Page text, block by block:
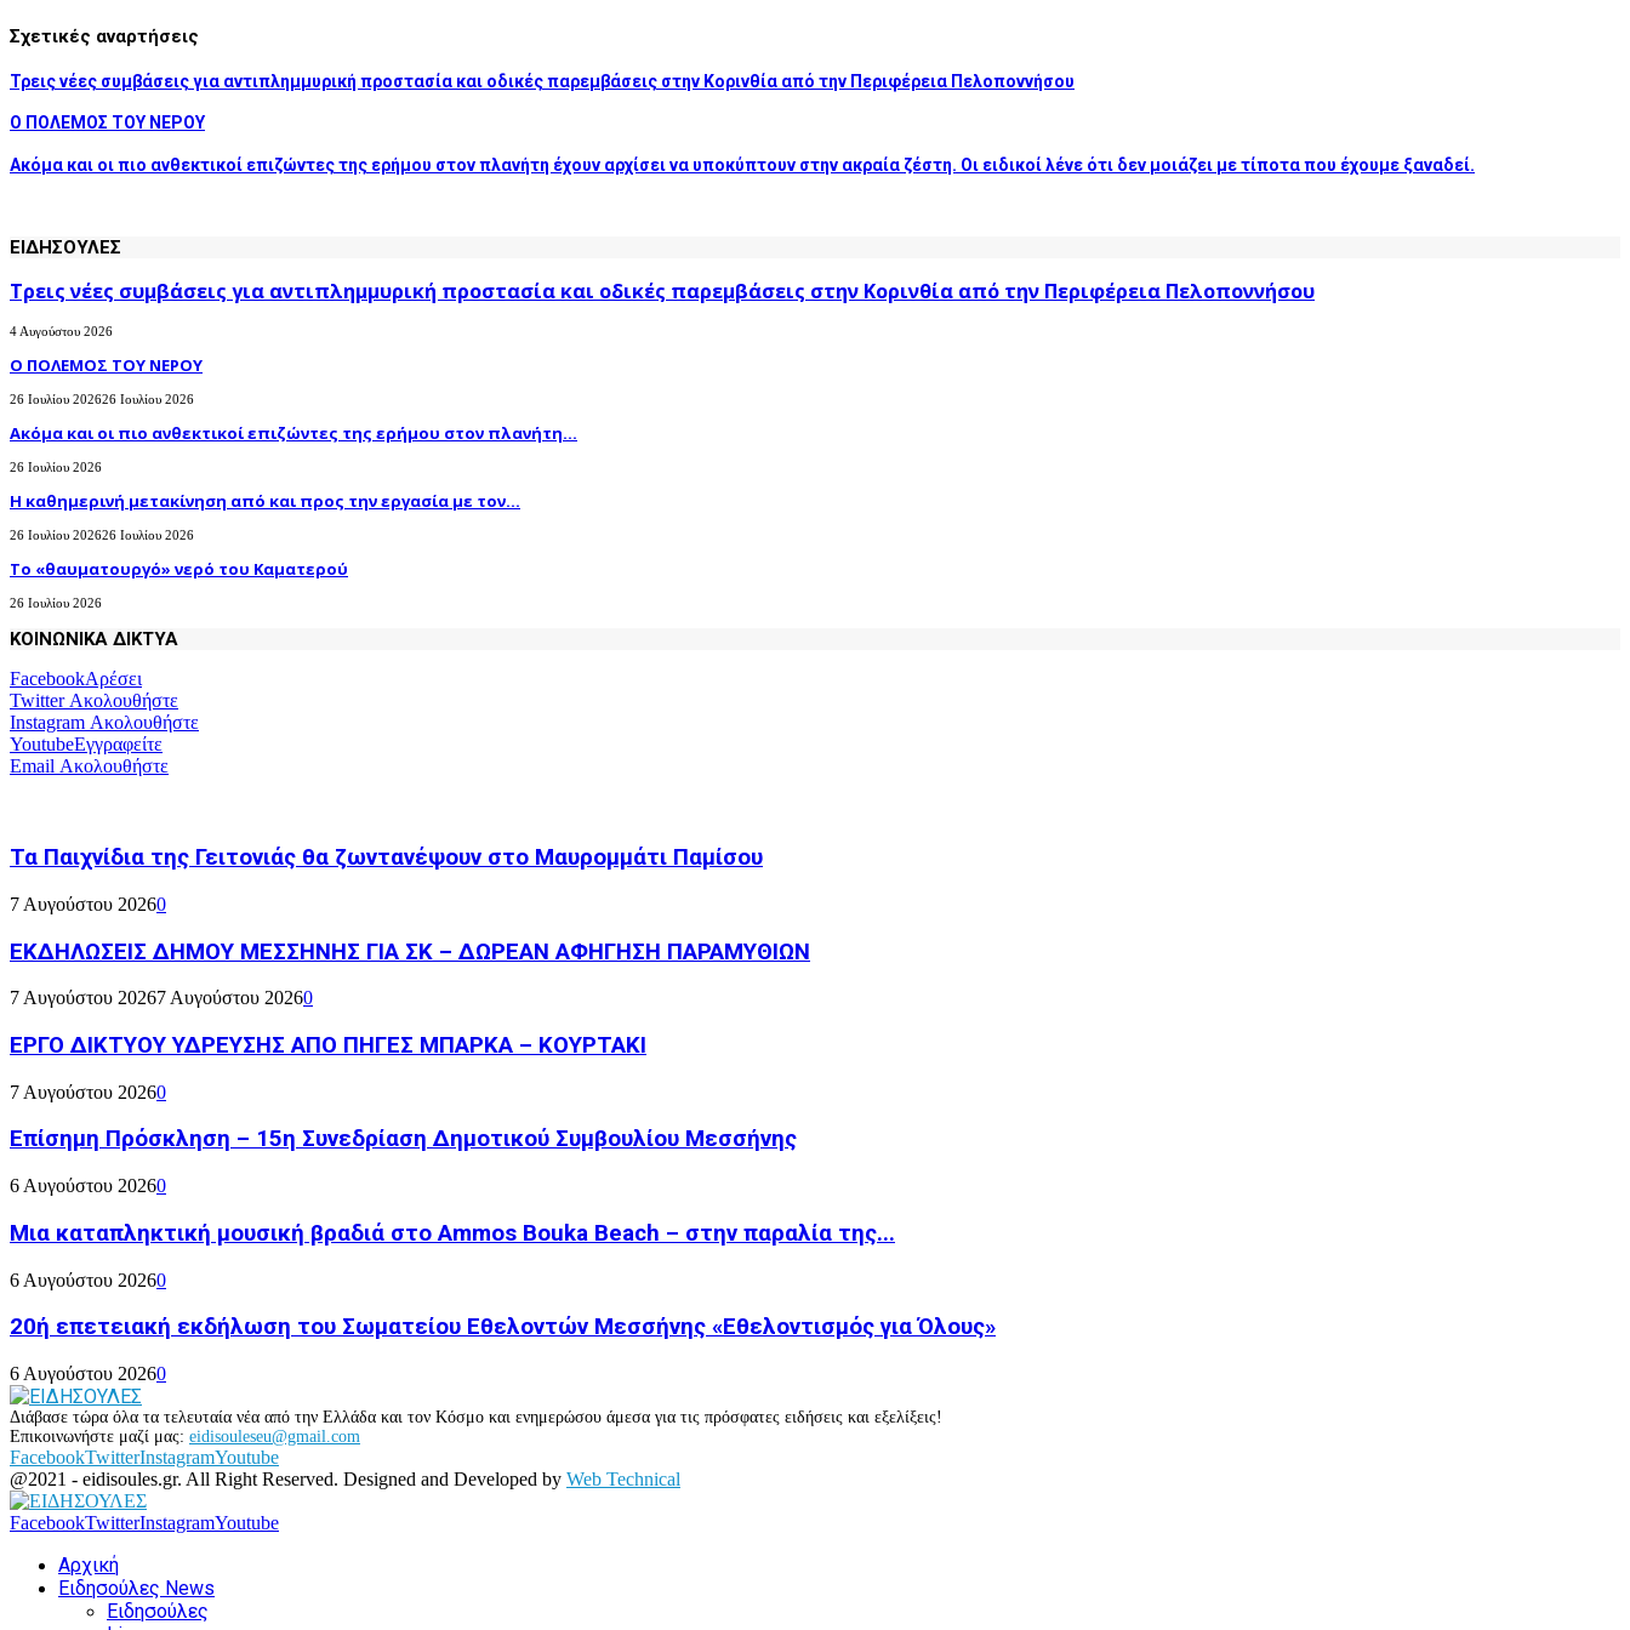
Σχετικές αναρτήσεις
Τρεις νέες συμβάσεις για αντιπλημμυρική προστασία και οδικές παρεμβάσεις στην Κορινθία από την Περιφέρεια Πελοποννήσου
Ο ΠΟΛΕΜΟΣ ΤΟΥ ΝΕΡΟΥ
Ακόμα και οι πιο ανθεκτικοί επιζώντες της ερήμου στον πλανήτη έχουν αρχίσει να υποκύπτουν στην ακραία ζέστη. Οι ειδικοί λένε ότι δεν μοιάζει με τίποτα που έχουμε ξαναδεί.
ΕΙΔΗΣΟΥΛΕΣ
Τρεις νέες συμβάσεις για αντιπλημμυρική προστασία και οδικές παρεμβάσεις στην Κορινθία από την Περιφέρεια Πελοποννήσου
4 Αυγούστου 2026
Ο ΠΟΛΕΜΟΣ ΤΟΥ ΝΕΡΟΥ
26 Ιουλίου 202626 Ιουλίου 2026
Ακόμα και οι πιο ανθεκτικοί επιζώντες της ερήμου στον πλανήτη...
26 Ιουλίου 2026
H καθημερινή μετακίνηση από και προς την εργασία με τον...
26 Ιουλίου 202626 Ιουλίου 2026
Το «θαυματουργό» νερό του Καματερού
26 Ιουλίου 2026
ΚΟΙΝΩΝΙΚΑ ΔΙΚΤΥΑ
FacebookΑρέσει
TwitterΑκολουθήστε
Instagram Ακολουθήστε
YoutubeΕγγραφείτε
Email Ακολουθήστε
Τα Παιχνίδια της Γειτονιάς θα ζωντανέψουν στο Μαυρομμάτι Παμίσου
7 Αυγούστου 20260
ΕΚΔΗΛΩΣΕΙΣ ΔΗΜΟΥ ΜΕΣΣΗΝΗΣ ΓΙΑ ΣΚ – ΔΩΡΕΑΝ ΑΦΗΓΗΣΗ ΠΑΡΑΜΥΘΙΩΝ
7 Αυγούστου 20267 Αυγούστου 20260
ΕΡΓΟ ΔΙΚΤΥΟΥ ΥΔΡΕΥΣΗΣ ΑΠΟ ΠΗΓΕΣ ΜΠΑΡΚΑ – ΚΟΥΡΤΑΚΙ
7 Αυγούστου 20260
Επίσημη Πρόσκληση – 15η Συνεδρίαση Δημοτικού Συμβουλίου Μεσσήνης
6 Αυγούστου 20260
Μια καταπληκτική μουσική βραδιά στο Ammos Bouka Beach – στην παραλία της...
6 Αυγούστου 20260
20ή επετειακή εκδήλωση του Σωματείου Εθελοντών Μεσσήνης «Εθελοντισμός για Όλους»
6 Αυγούστου 20260
Διάβασε τώρα όλα τα τελευταία νέα από την Ελλάδα και τον Κόσμο και ενημερώσου άμεσα για τις πρόσφατες ειδήσεις και εξελίξεις!
Επικοινωνήστε μαζί μας: eidisouleseu@gmail.com
FacebookTwitterInstagramYoutube
@2021 - eidisoules.gr. All Right Reserved. Designed and Developed by Web Technical
FacebookTwitterInstagramYoutube
Αρχική
Ειδησούλες News
Ειδησούλες